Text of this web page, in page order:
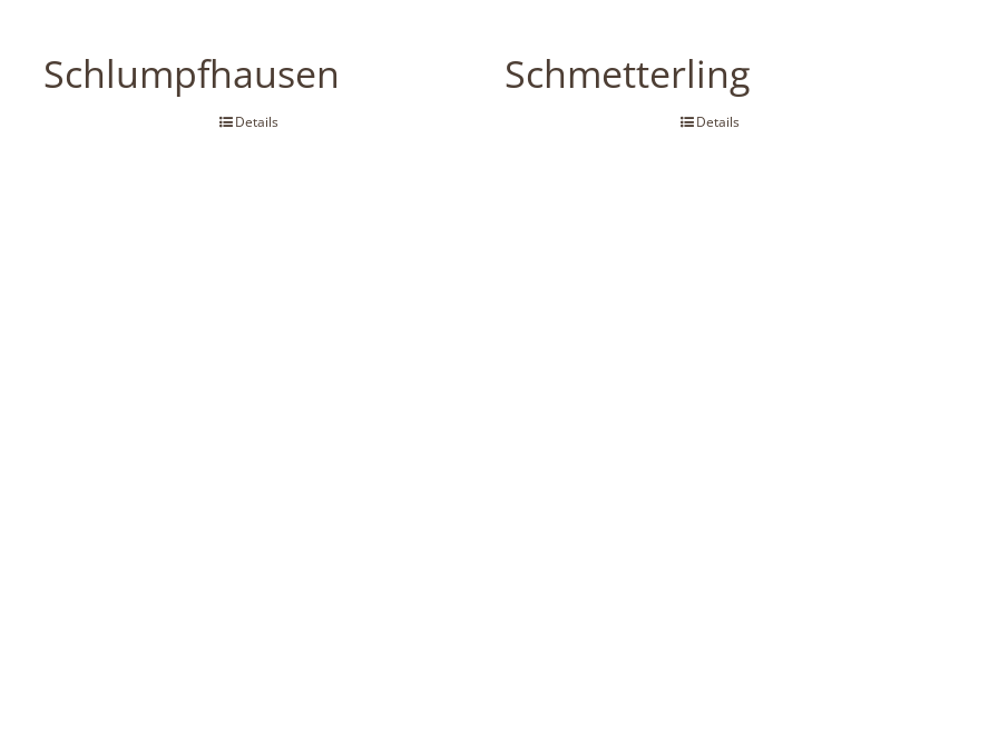
Schlumpfhausen
Details
Schmetterling
Details